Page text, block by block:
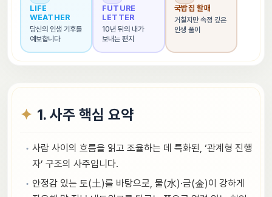
LIFE
WEATHER
당신의 인생 기후를
예보합니다
FUTURE
LETTER
10년 뒤의 내가
보내는 편지
국밥집 할매
거칠지만 속정 깊은
인생 풀이
1. 사주 핵심 요약
사람 사이의 흐름을 읽고 조율하는 데 특화된, ‘관계형 진행
자’ 구조의 사주입니다.
안정감 있는 토(土)를 바탕으로, 물(水)·금(金)이 강하게